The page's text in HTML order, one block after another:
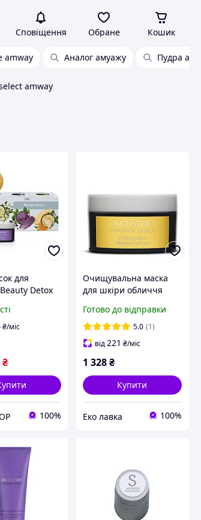
Сповіщення Обране Кошик
amway Аналог амуажу Пудра
amway
для
Detox
в упаковці
₴/міс
₴
100%
Очищувальна маска
для шкіри обличчя
Signature Select Амвей
Эмвей 125мл
Готово до відправки
5.0 (1)
від221 ₴/міс
1 328₴
Купити
Еко лавка 100%